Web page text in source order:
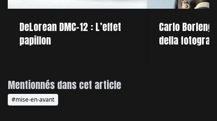
Mentionnés dans cet article
#mise-en-avant
DeLorean DMC-12 : L’effet
papillon
Carlo
della